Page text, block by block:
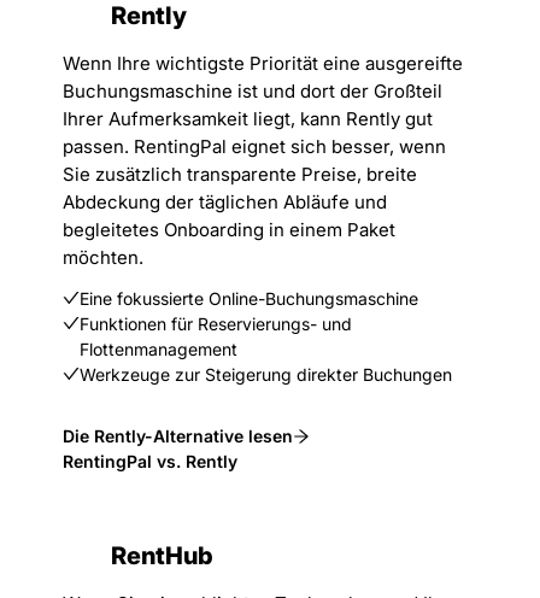
Rently
Wenn Ihre wichtigste Priorität eine ausgereifte
Buchungsmaschine ist und dort der Großteil
Ihrer Aufmerksamkeit liegt, kann Rently gut
passen. RentingPal eignet sich besser, wenn
Sie zusätzlich transparente Preise, breite
Abdeckung der täglichen Abläufe und
begleitetes Onboarding in einem Paket
möchten.
Eine fokussierte Online-Buchungsmaschine
Funktionen für Reservierungs- und
Flottenmanagement
Werkzeuge zur Steigerung direkter Buchungen
Die Rently-Alternative lesen
RentingPal vs. Rently
RentHub